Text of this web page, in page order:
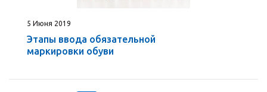
5 Июня 2019
Этапы ввода обязательной
маркировки обуви